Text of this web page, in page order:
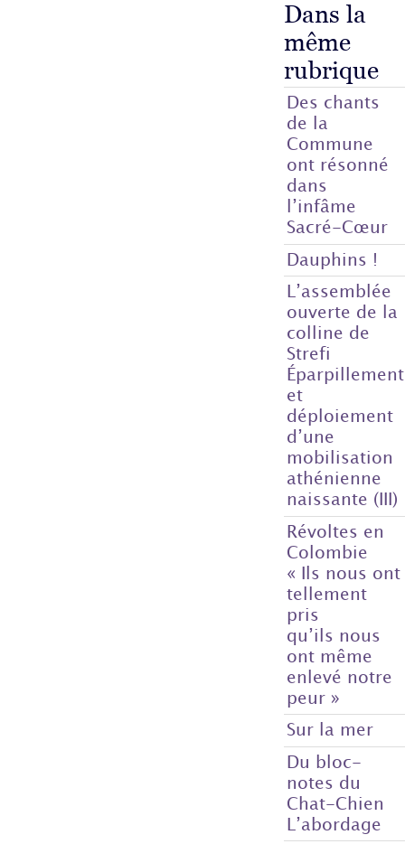
Dans la
même
rubrique
Des chants
de la
Commune
ont résonné
dans
l’infâme
Sacré-Cœur
Dauphins !
L’assemblée
ouverte de la
colline de
Strefi
Éparpillement
et
déploiement
d’une
mobilisation
athénienne
naissante (III)
Révoltes en
Colombie
« Ils nous ont
tellement
pris
qu’ils nous
ont même
enlevé notre
peur »
Sur la mer
Du bloc-
notes du
Chat-Chien
L’abordage